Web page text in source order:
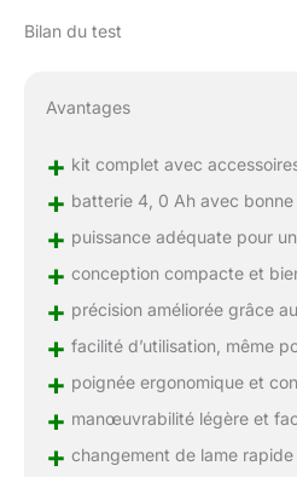
Bilan du test
Avantages
+ kit complet avec
+ batterie 4, 0 Ah avec bonne
+ puissance adéquate pour
+ conception compacte et
+ précision améliorée grâce
+ facilité d’utilisation, même
+ poignée ergonomique et
+ manœuvrabilité légère et
+ changement de lame